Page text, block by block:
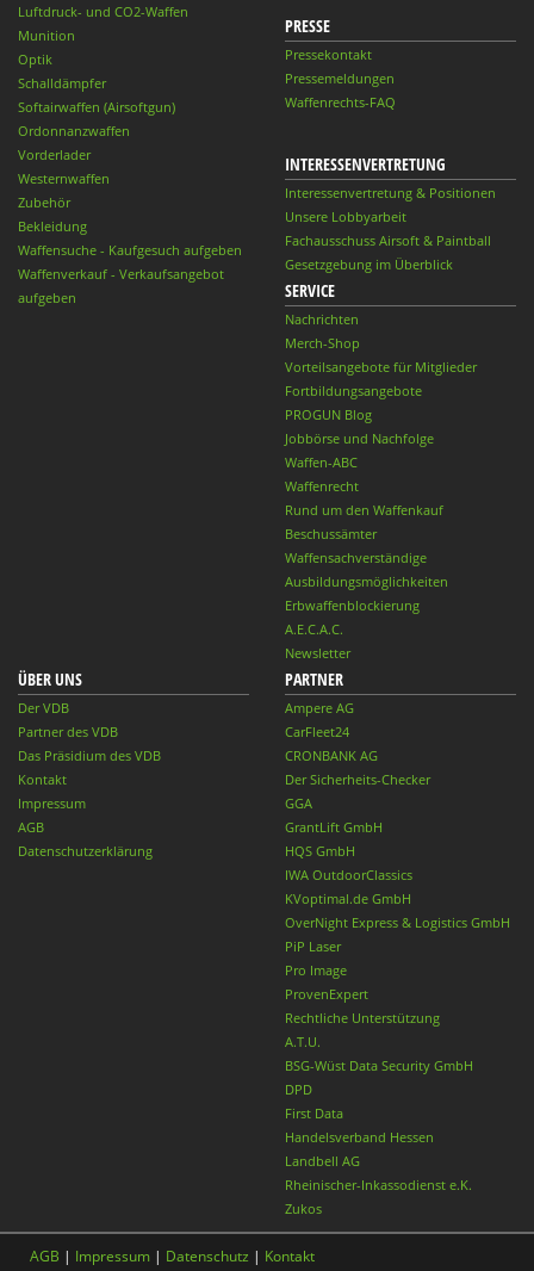
Luftdruck- und CO2-Waffen
Munition
Optik
Schalldämpfer
Softairwaffen (Airsoftgun)
Ordonnanzwaffen
Vorderlader
Westernwaffen
Zubehör
Bekleidung
Waffensuche - Kaufgesuch aufgeben
Waffenverkauf - Verkaufsangebot
aufgeben
PRESSE
Pressekontakt
Pressemeldungen
Waffenrechts-FAQ
INTERESSENVERTRETUNG
Interessenvertretung & Positionen
Unsere Lobbyarbeit
Fachausschuss Airsoft & Paintball
Gesetzgebung im Überblick
SERVICE
Nachrichten
Merch-Shop
Vorteilsangebote für Mitglieder
Fortbildungsangebote
PROGUN Blog
Jobbörse und Nachfolge
Waffen-ABC
Waffenrecht
Rund um den Waffenkauf
Beschussämter
Waffensachverständige
Ausbildungsmöglichkeiten
Erbwaffenblockierung
A.E.C.A.C.
Newsletter
ÜBER UNS
Der VDB
Partner des VDB
Das Präsidium des VDB
Kontakt
Impressum
AGB
Datenschutzerklärung
PARTNER
Ampere AG
CarFleet24
CRONBANK AG
Der Sicherheits-Checker
GGA
GrantLift GmbH
HQS GmbH
IWA OutdoorClassics
KVoptimal.de GmbH
OverNight Express & Logistics GmbH
PiP Laser
Pro Image
ProvenExpert
Rechtliche Unterstützung
A.T.U.
BSG-Wüst Data Security GmbH
DPD
First Data
Handelsverband Hessen
Landbell AG
Rheinischer-Inkassodienst e.K.
Zukos
AGB | Impressum | Datenschutz | Kontakt